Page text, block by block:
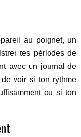
au poignet, un
tes périodes de
avec un journal de
de voir si ton rythme
ou si ton